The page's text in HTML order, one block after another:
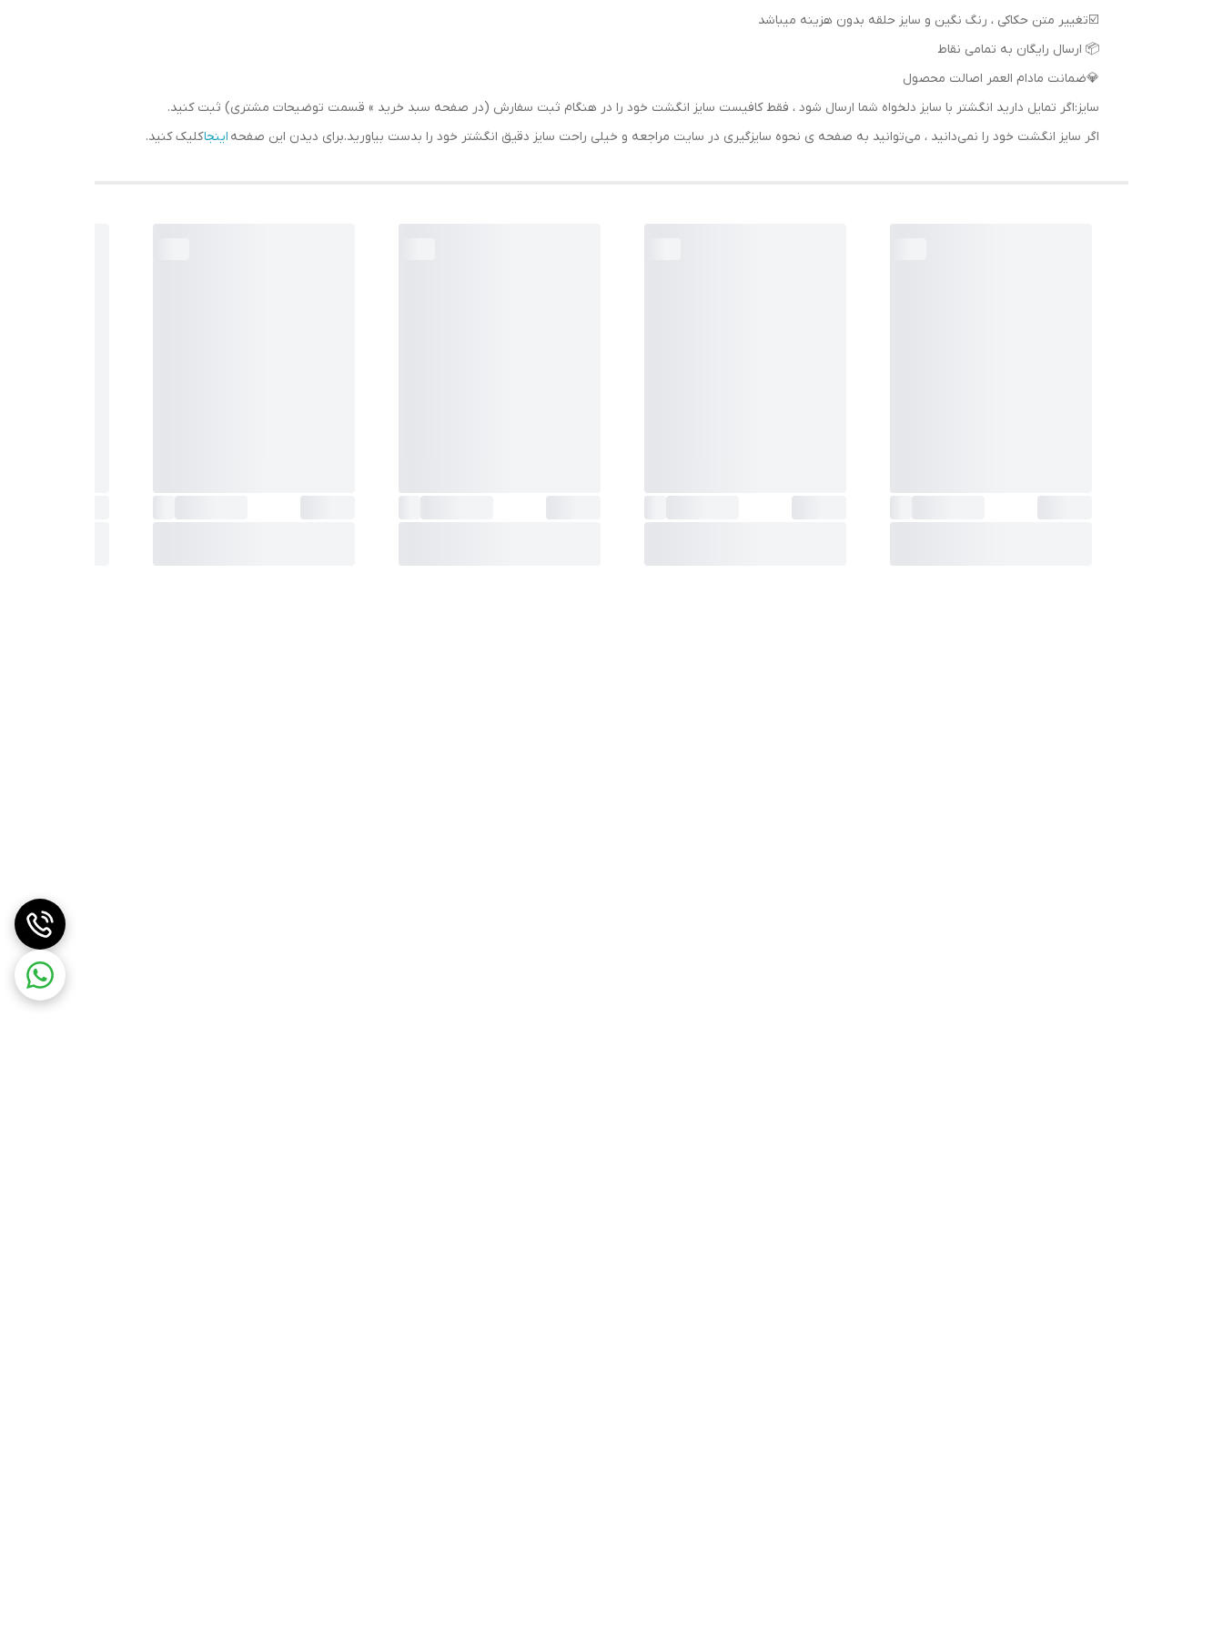
📦 ارسال رایگان به تمامی نقاط
💎ضمانت مادام العمر اصالت محصول
سایز:اگر تمایل دارید انگشتر با سایز دلخواه شما ارسال شود ، فقط کافیست سایز انگشت خود را در هنگام ثبت سفارش (در صفحه سبد خرید » قسمت توضیحات مشتری) ثبت کنید.
اگر سایز انگشت خود را نمی‌دانید ، می‌توانید به صفحه ی نحوه سایزگیری در سایت مراجعه و خیلی راحت سایز دقیق انگشتر خود را بدست بیاورید.برای دیدن این صفحه اینجاکلیک کنید.